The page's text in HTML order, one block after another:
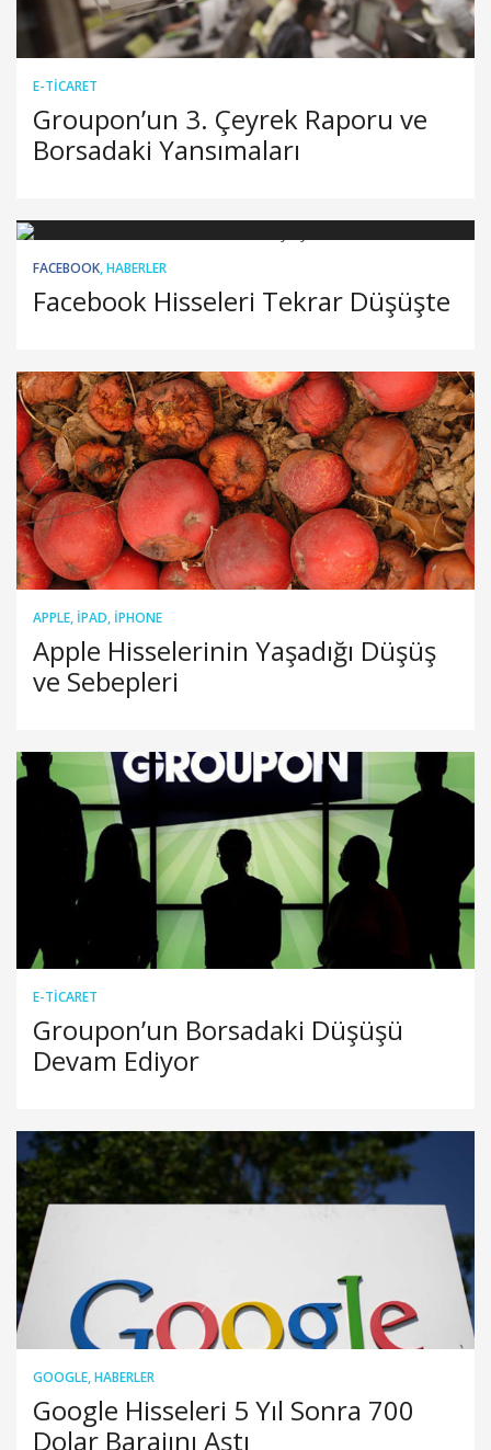
E-TICARET
Groupon’un 3. Çeyrek Raporu ve
Borsadaki Yansımaları
FACEBOOK,HABERLER
Facebook Hisseleri Tekrar Düşüşte
APPLE, IPAD, IPHONE
Apple Hisselerinin Yaşadığı Düşüş
ve Sebepleri
E-TICARET
Groupon’un Borsadaki Düşüşü
Devam Ediyor
GOOGLE,HABERLER
Google Hisseleri 5 Yıl Sonra 700
Dolar Barajını Aştı